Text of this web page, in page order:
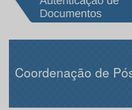
Coordenação de